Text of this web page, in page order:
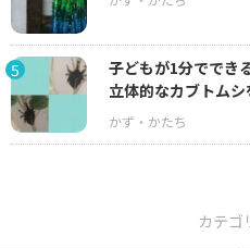
5
子どもが1分ででき
立体的なカブトムシ
カテゴ